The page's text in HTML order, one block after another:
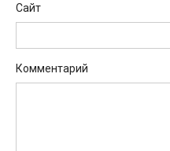
Сайт
Комментарий